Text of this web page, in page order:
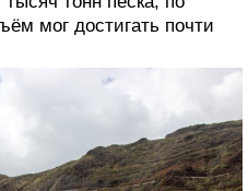
тогда как другие
натиском застройки и
Береговая
для безопасного
ограниченными.
решили кардинально